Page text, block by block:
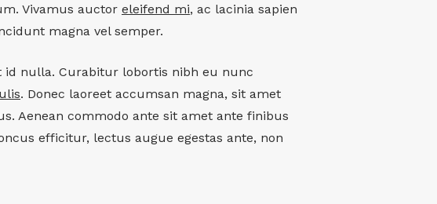
Vivamus auctor eleifend mi, ac lacinia sapien
magna vel semper.
nulla. Curabitur lobortis nibh eu nunc
. Donec laoreet accumsan magna, sit amet
Aenean commodo ante sit amet ante finibus
efficitur, lectus augue egestas ante, non